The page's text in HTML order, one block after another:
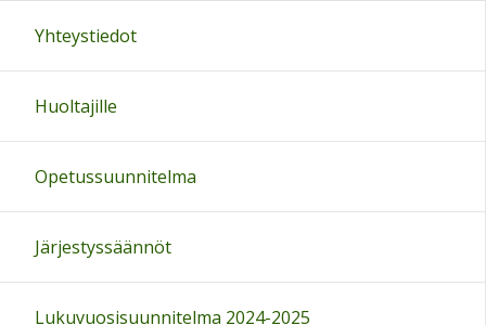
13:00
14:00
15:00
16:00
Yhteystiedot
Huoltajille
Opetussuunnitelma
Järjestyssäännöt
Lukuvuosisuunnitelma 2024-2025